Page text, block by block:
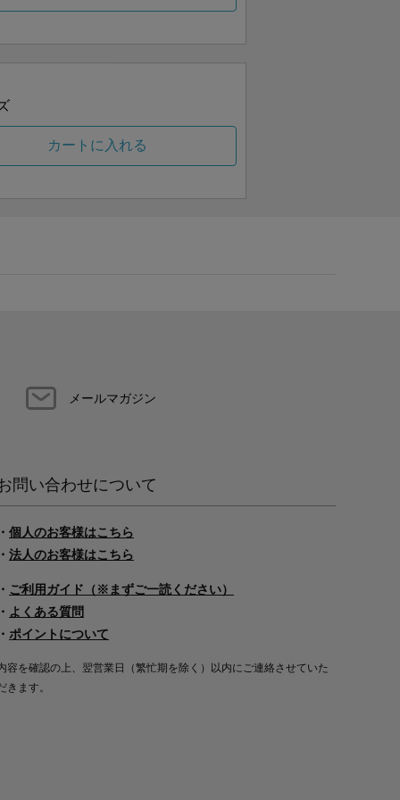
カートに入れる
メールマガジン
問い合わせについて
・ 個人のお客様はこちら
・ 法人のお客様はこちら
・ ご利用ガイド（※まずご一読ください）
・ よくある質問
・ ポイントについて
容を確認の上、翌営業日（繁忙期を除く）以内にご連絡させていた
きます。